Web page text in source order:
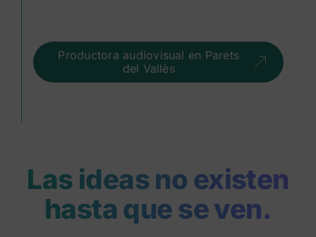
Productora audiovisual en Parets
del Vallès
Las ideas no existen
hasta que se ven.